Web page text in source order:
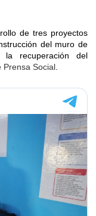
de tres proyectos
del muro de
recuperación del
Prensa Social.